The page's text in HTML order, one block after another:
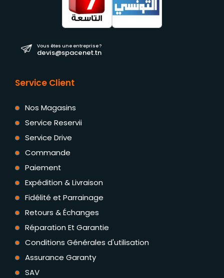
Vous êtes une entreprise ?
devis@spacenet.tn
Service Client
Nos Magasins
Service Reservii
Service Drive
Commande
Paiement
Expédition & Livraison
Fidélité et Parrainage
Retours & Échanges
Réparation Et Garantie
Conditions Générales d'utilisation
Assurance Garanty
SAV